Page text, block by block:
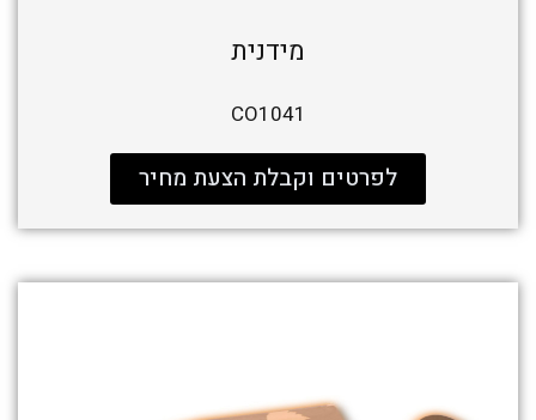
מידנית
CO1041
לפרטים וקבלת הצעת מחיר